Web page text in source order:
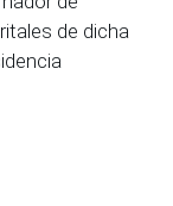
de dicha